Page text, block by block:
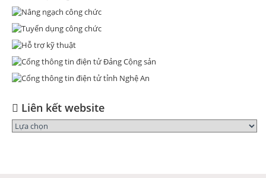
Liên kết website